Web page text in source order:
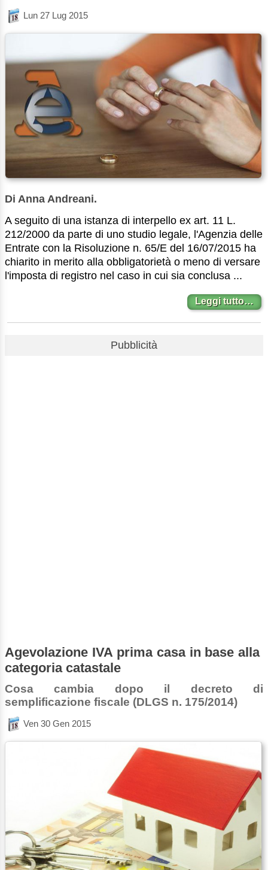
Lun 27 Lug 2015
Di Anna Andreani.
A seguito di una istanza di interpello ex art. 11 L.
212/2000 da parte di uno studio legale, l'Agenzia delle
Entrate con la Risoluzione n. 65/E del 16/07/2015 ha
chiarito in merito alla obbligatorietà o meno di versare
l'imposta di registro nel caso in cui sia conclusa ...
Leggi tutto…
Pubblicità
Agevolazione IVA prima casa in base alla
categoria catastale
Cosa cambia dopo il decreto di
semplificazione fiscale (DLGS n. 175/2014)
Ven 30 Gen 2015